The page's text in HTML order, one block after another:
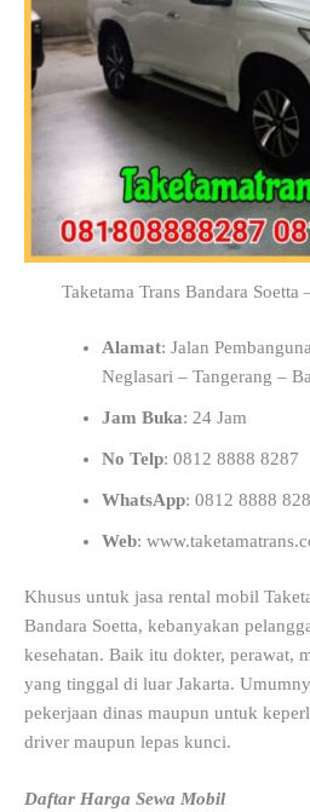
Taketama Trans Bandara
Alamat: Jalan
Neglasari – Tangerang –
Jam Buka: 24 Jam
No Telp: 0812 8888 8287
WhatsApp: 0812 8888
Web:
Khusus untuk jasa rental mobil
Bandara Soetta, kebanyakan
kesehatan. Baik itu dokter, perawat,
yang tinggal di luar Jakarta.
pekerjaan dinas maupun untuk
driver maupun lepas kunci.
Daftar Harga Sewa Mobil